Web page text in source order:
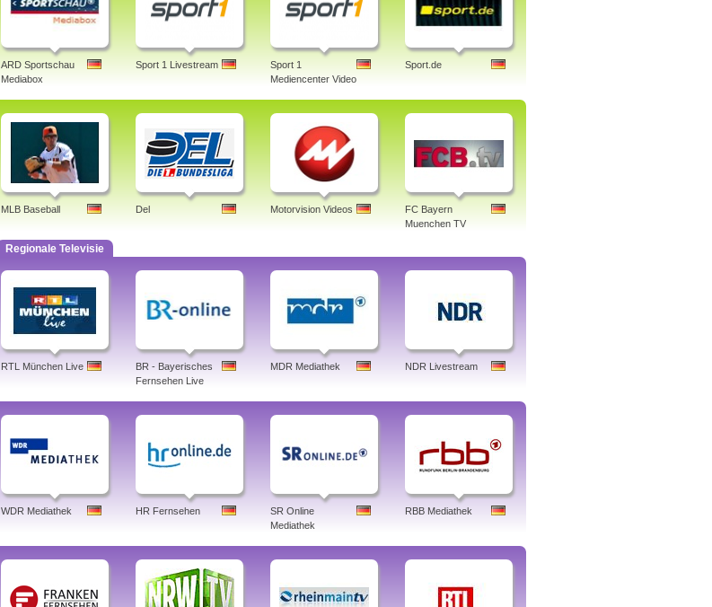
ARD Sportschau
Mediabox
Sport 1 Livestream
Sport 1
Mediencenter Video
Sport.de
MLB Baseball Del Motorvision Videos
FC Bayern
Muenchen TV
Regionale Televisie
RTL München Live
BR - Bayerisches
Fernsehen Live
MDR Mediathek NDR Livestream
WDR Mediathek HR Fernsehen
SR Online
Mediathek
RBB Mediathek